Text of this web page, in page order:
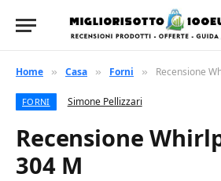
Home » Casa » Forni » Recensione
FORNI Simone Pellizzari
Recensione
304 M